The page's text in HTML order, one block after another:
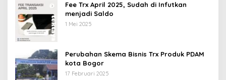
Fee Trx April 2025, Sudah di Infutkan
menjadi Saldo
1 Mei 2025
Perubahan Skema Bisnis Trx Produk PDAM
kota Bogor
17 Februari 2025